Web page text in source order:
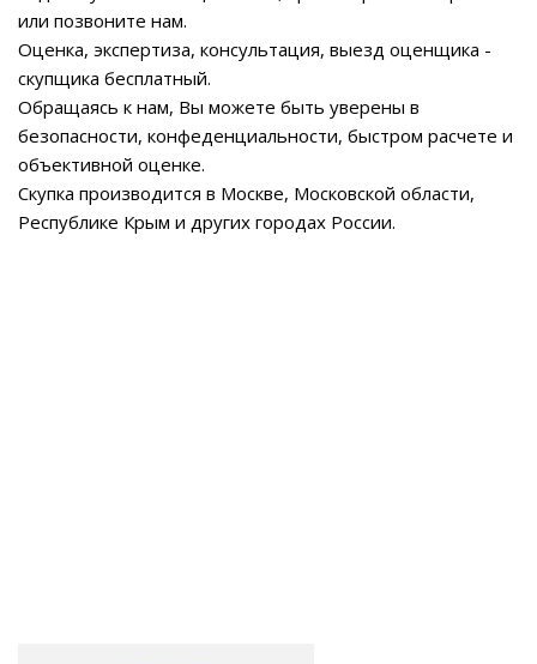
или позвоните нам.
Оценка, экспертиза, консультация, выезд оценщика -
скупщика бесплатный.
Обращаясь к нам, Вы можете быть уверены в
безопасности, конфеденциальности, быстром расчете и
объективной оценке.
Скупка производится в Москве, Московской области,
Республике Крым и других городах России.